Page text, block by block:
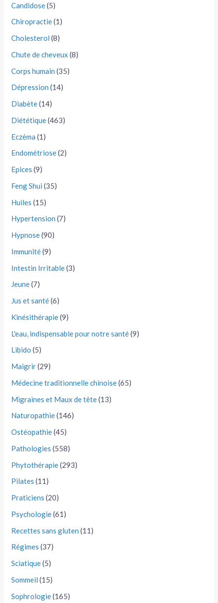
Candidose(5)
Chiropractie(1)
Cholesterol (8)
Chute de cheveux (8)
Corps humain (35)
Dépression (14)
Diabète(14)
Diététique(463)
Eczéma (1)
Endométriose(2)
Epices (9)
Feng Shui (35)
Huiles (15)
Hypertension (7)
Hypnose(90)
Immunité(9)
Intestin Irritable(3)
Jeune(7)
Jus et santé(6)
Kinésithérapie(9)
L'eau, indispensable pour notre santé(9)
Libido (5)
Maigrir(29)
Médecine traditionnelle chinoise(65)
Migraines et Maux de tête(13)
Naturopathie(146)
Ostéopathie(45)
Pathologies (558)
Phytothérapie(293)
Pilates (11)
Praticiens (20)
Psychologie(61)
Recettes sans gluten (11)
Régimes (37)
Sciatique(5)
Sommeil (15)
Sophrologie(165)